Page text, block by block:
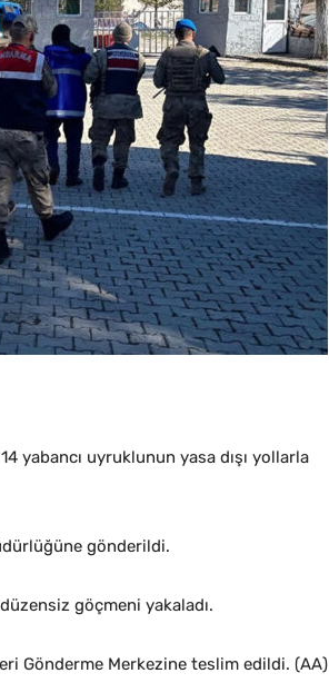
yabancı uyruklunun yasa dışı yollarla
gönderildi.
göçmeni yakaladı.
Gönderme Merkezine teslim edildi. (AA)